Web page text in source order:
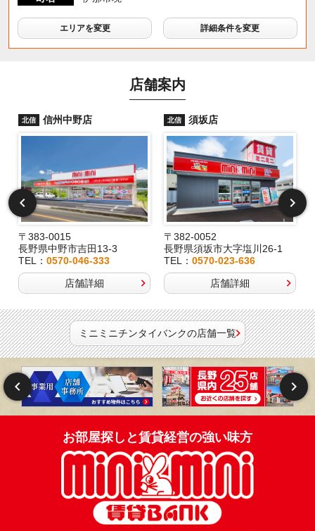
エリアを変更 詳細条件を変更
店舗案内
北信 信州中野店
〒383-0015
長野県中野市吉田13-3
TEL： 0570-046-333
店舗詳細
北信 須坂店
〒382-0052
長野県須坂市大字塩川26-1
TEL：0570-023-636
店舗詳細
ミニミニチンタイバンクの店舗一覧
お部屋探しと賃貸経営の強い味方